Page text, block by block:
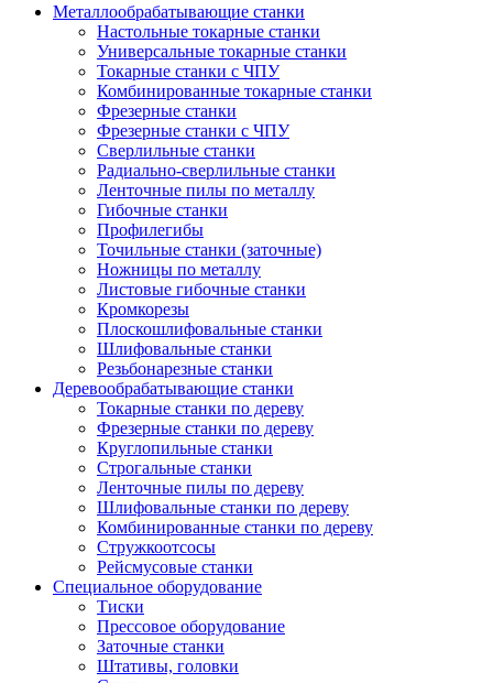
Металлообрабатывающие станки
Настольные токарные станки
Универсальные токарные станки
Токарные станки с ЧПУ
Комбинированные токарные станки
Фрезерные станки
Фрезерные станки с ЧПУ
Сверлильные станки
Радиально-сверлильные станки
Ленточные пилы по металлу
Гибочные станки
Профилегибы
Точильные станки (заточные)
Ножницы по металлу
Листовые гибочные станки
Кромкорезы
Плоскошлифовальные станки
Шлифовальные станки
Резьбонарезные станки
Деревообрабатывающие станки
Токарные станки по дереву
Фрезерные станки по дереву
Круглопильные станки
Строгальные станки
Ленточные пилы по дереву
Шлифовальные станки по дереву
Комбинированные станки по дереву
Стружкоотсосы
Рейсмусовые станки
Специальное оборудование
Тиски
Прессовое оборудование
Заточные станки
Штативы, головки